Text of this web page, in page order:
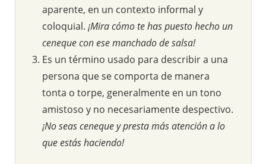
aparente, en un contexto informal y
coloquial. ¡Mira cómo te has puesto hecho un
ceneque con ese manchado de salsa!
Es un término usado para describir a una
persona que se comporta de manera
tonta o torpe, generalmente en un tono
amistoso y no necesariamente despectivo.
¡No seas ceneque y presta más atención a lo
que estás haciendo!